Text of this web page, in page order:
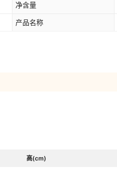
净含量
产品名称
高(cm)